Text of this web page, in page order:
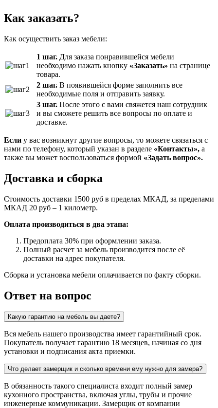
Как заказать?
Как осуществить заказ мебели:
1 шаг. Для заказа понравившейся мебели
необходимо нажать кнопку «Заказать» на странице
товара.
2 шаг. В появившейся форме заполнить все
необходимые поля и отправить заявку.
3 шаг. После этого с вами свяжется наш сотрудник
и вы сможете решить все вопросы по оплате и
доставке.
Если у вас возникнут другие вопросы, то можете связаться с
нами по телефону, который указан в разделе «Контакты», а
также вы может воспользоваться формой «Задать вопрос».
Доставка и сборка
Стоимость доставки 1500 руб в пределах МКАД, за пределами
МКАД 20 руб – 1 километр.
Оплата производиться в два этапа:
Предоплата 30% при оформлении заказа.
Полный расчет за мебель производится после её
доставки на адрес покупателя.
Сборка и установка мебели оплачивается по факту сборки.
Ответ на вопрос
Какую гарантию на мебель вы даете?
Вся мебель нашего производства имеет гарантийный срок.
Покупатель получает гарантию 18 месяцев, начиная со дня
установки и подписания акта приемки.
Что делает замерщик и сколько времени ему нужно для замера?
В обязанность такого специалиста входит полный замер
кухонного пространства, включая углы, трубы и прочие
инженерные коммуникации. Замерщик от компании